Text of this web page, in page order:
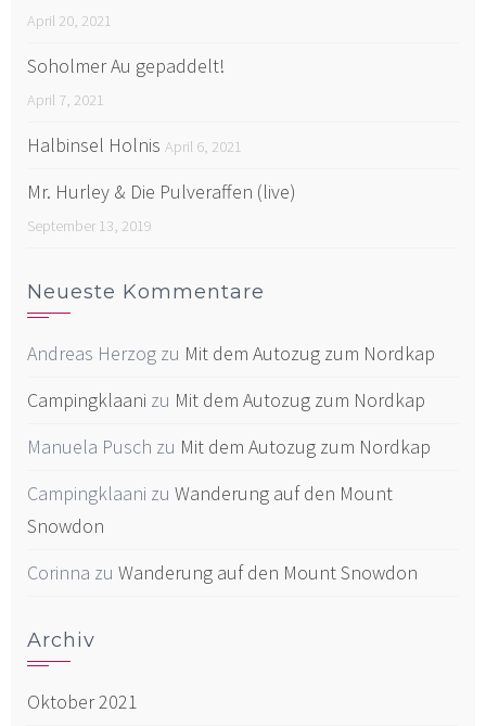
April 20, 2021
Soholmer Au gepaddelt!
April 7, 2021
Halbinsel Holnis April 6, 2021
Mr. Hurley & Die Pulveraffen (live)
September 13, 2019
Neueste Kommentare
Andreas Herzog zu Mit dem Autozug zum Nordkap
Campingklaani zu Mit dem Autozug zum Nordkap
Manuela Pusch zu Mit dem Autozug zum Nordkap
Campingklaani zu Wanderung auf den Mount
Snowdon
Corinna zu Wanderung auf den Mount Snowdon
Archiv
Oktober 2021